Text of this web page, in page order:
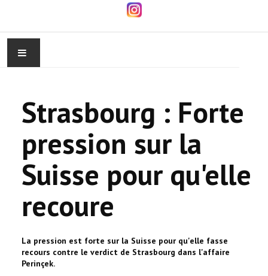
ACTUALITÉ
COMMUNAUTÉ
EVÉNEMENTS
🔔 ELECTIONS 2026 🗳️
LE CENTRE
Strasbourg : Forte
pression sur la
Suisse pour qu'elle
recoure
La pression est forte sur la Suisse pour qu'elle fasse
recours contre le verdict de Strasbourg dans l'affaire
Perinçek.